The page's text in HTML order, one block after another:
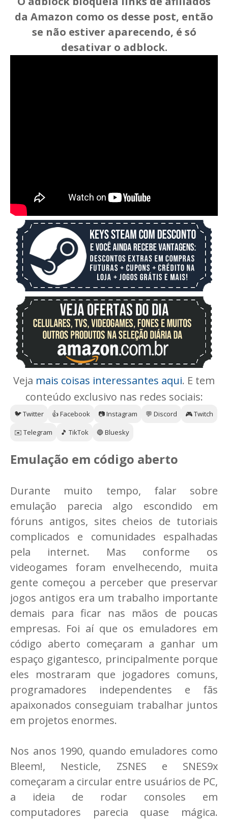
da Amazon como os desse post, então
se não estiver aparecendo, é só
desativar o adblock.
Veja mais coisas interessantes aqui. E tem
conteúdo exclusivo nas redes sociais:
🐦 Twitter 👍 Facebook 📷 Instagram 💬 Discord
🎮 Twitch
✉️ Telegram
🎵 TikTok 🔵 Bluesky
Emulação em código aberto
Durante muito tempo, falar sobre
emulação parecia algo escondido em
fóruns antigos, sites cheios de tutoriais
complicados e comunidades espalhadas
pela internet. Mas conforme os
videogames foram envelhecendo, muita
gente começou a perceber que preservar
jogos antigos era um trabalho importante
demais para ficar nas mãos de poucas
empresas. Foi aí que os emuladores em
código aberto começaram a ganhar um
espaço gigantesco, principalmente porque
eles mostraram que jogadores comuns,
programadores independentes e fãs
apaixonados conseguiam trabalhar juntos
em projetos enormes.
Nos anos 1990, quando emuladores como
Bleem!, Nesticle, ZSNES e SNES9x
começaram a circular entre usuários de PC,
a ideia de rodar consoles em
computadores parecia quase mágica.